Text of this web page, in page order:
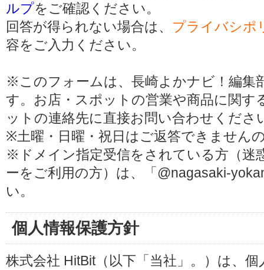
ルプをご確認ください。
回答が得られない場合は、 プライバシポ
容をご入力ください。
※このフォームは、長崎よかナビ！編集
す。お店・スポットの営業や商品に関す
ットの連絡先に直接お問い合わせくださ
※土曜・日曜・祝日はご返答できません
※ドメイン指定受信をされている方（迷
ーをご利用の方）は、「@nagasaki-
い。
個人情報保護方針
株式会社 HitBit（以下「当社」。）は、